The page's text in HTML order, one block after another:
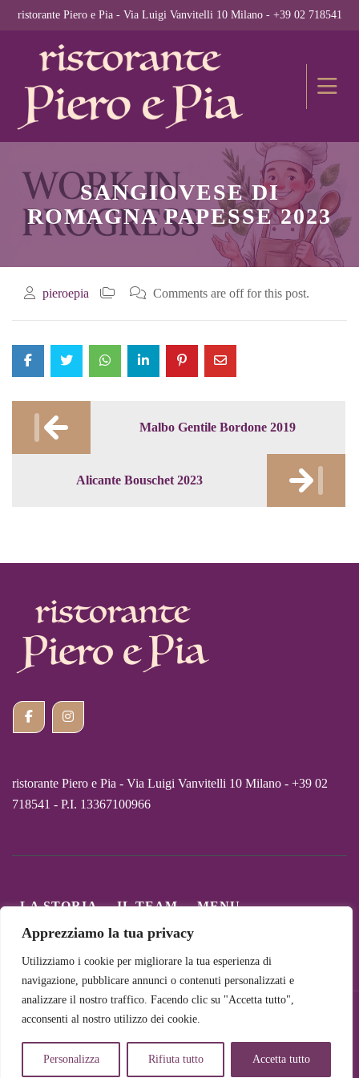
Apprezziamo la tua privacy
Utilizziamo i cookie per migliorare la tua esperienza di
navigazione, pubblicare annunci o contenuti personalizzati e
analizzare il nostro traffico. Facendo clic su "Accetta tutto",
acconsenti al nostro utilizzo dei cookie.
Personalizza Rifiuta tutto Accetta tutto
ristorante Piero e Pia - Via Luigi Vanvitelli 10 Milano - +39 02 718541
SANGIOVESE DI
ROMAGNA PAPESSE 2023
pieroepia Comments are off for this post.
Post
navigation
Malbo Gentile Bordone 2019
Alicante Bouschet 2023
ristorante Piero e Pia - Via Luigi Vanvitelli 10 Milano - +39 02
718541 - P.I. 13367100966
LA STORIA IL TEAM
MENU
CARTA DEI VINI
COLLABORAZIONI
© Copyright 2026. All Rights Reserved. Powered by UFOLAB
mar sab 12.30 14.00 19.30 22 dom 12.30 14.00